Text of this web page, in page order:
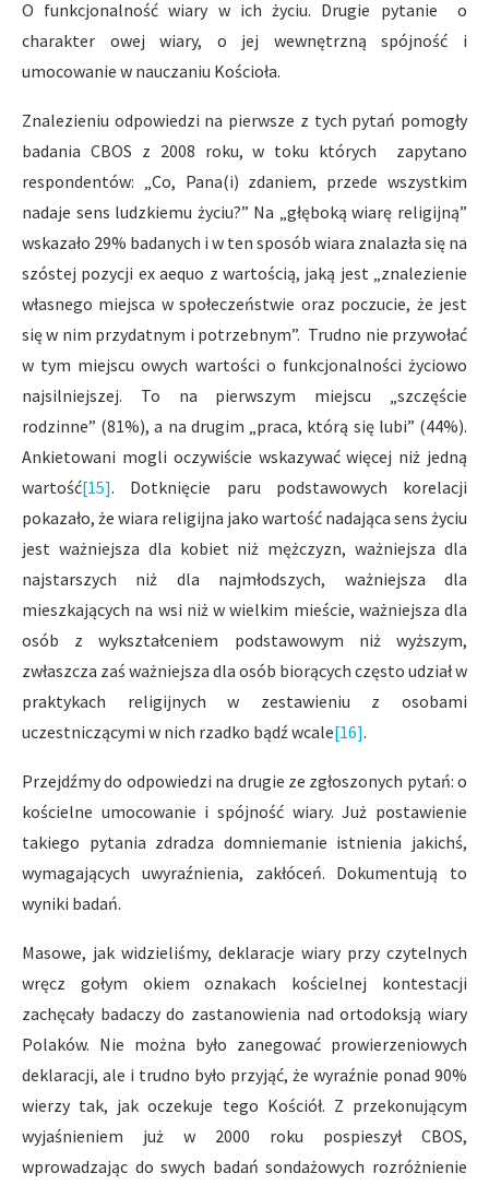
O funkcjonalność wiary w ich życiu. Drugie pytanie o
charakter owej wiary, o jej wewnętrzną spójność i
umocowanie w nauczaniu Kościoła.
Znalezieniu odpowiedzi na pierwsze z tych pytań pomogły
badania CBOS z 2008 roku, w toku których zapytano
respondentów: „Co, Pana(i) zdaniem, przede wszystkim
nadaje sens ludzkiemu życiu?” Na „głęboką wiarę religijną”
wskazało 29% badanych i w ten sposób wiara znalazła się na
szóstej pozycji ex aequo z wartością, jaką jest „znalezienie
własnego miejsca w społeczeństwie oraz poczucie, że jest
się w nim przydatnym i potrzebnym”. Trudno nie przywołać
w tym miejscu owych wartości o funkcjonalności życiowo
najsilniejszej. To na pierwszym miejscu „szczęście
rodzinne” (81%), a na drugim „praca, którą się lubi” (44%).
Ankietowani mogli oczywiście wskazywać więcej niż jedną
wartość[15]. Dotknięcie paru podstawowych korelacji
pokazało, że wiara religijna jako wartość nadająca sens życiu
jest ważniejsza dla kobiet niż mężczyzn, ważniejsza dla
najstarszych niż dla najmłodszych, ważniejsza dla
mieszkających na wsi niż w wielkim mieście, ważniejsza dla
osób z wykształceniem podstawowym niż wyższym,
zwłaszcza zaś ważniejsza dla osób biorących często udział w
praktykach religijnych w zestawieniu z osobami
uczestniczącymi w nich rzadko bądź wcale[16].
Przejdźmy do odpowiedzi na drugie ze zgłoszonych pytań: o
kościelne umocowanie i spójność wiary. Już postawienie
takiego pytania zdradza domniemanie istnienia jakichś,
wymagających uwyraźnienia, zakłóceń. Dokumentują to
wyniki badań.
Masowe, jak widzieliśmy, deklaracje wiary przy czytelnych
wręcz gołym okiem oznakach kościelnej kontestacji
zachęcały badaczy do zastanowienia nad ortodoksją wiary
Polaków. Nie można było zanegować prowierzeniowych
deklaracji, ale i trudno było przyjąć, że wyraźnie ponad 90%
wierzy tak, jak oczekuje tego Kościół. Z przekonującym
wyjaśnieniem już w 2000 roku pospieszył CBOS,
wprowadzając do swych badań sondażowych rozróżnienie